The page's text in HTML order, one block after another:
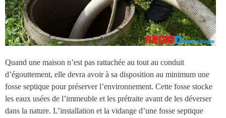
Quand une maison n’est pas rattachée au tout au conduit
d’égouttement, elle devra avoir à sa disposition au minimum une
fosse septique pour préserver l’environnement. Cette fosse stocke
les eaux usées de l’immeuble et les prétraite avant de les déverser
dans la nature. L’installation et la vidange d’une fosse septique